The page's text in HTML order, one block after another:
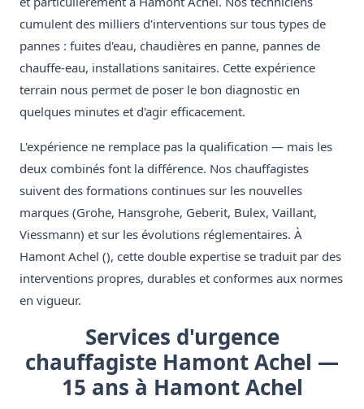
cumulent des milliers d'interventions sur tous types de
pannes : fuites d'eau, chaudières en panne, pannes de
chauffe-eau, installations sanitaires. Cette expérience
terrain nous permet de poser le bon diagnostic en
quelques minutes et d'agir efficacement.
L'expérience ne remplace pas la qualification — mais les
deux combinés font la différence. Nos chauffagistes
suivent des formations continues sur les nouvelles
marques (Grohe, Hansgrohe, Geberit, Bulex, Vaillant,
Viessmann) et sur les évolutions réglementaires. À
Hamont Achel (), cette double expertise se traduit par des
interventions propres, durables et conformes aux normes
en vigueur.
Services d'urgence
chauffagiste Hamont Achel —
15 ans à Hamont Achel